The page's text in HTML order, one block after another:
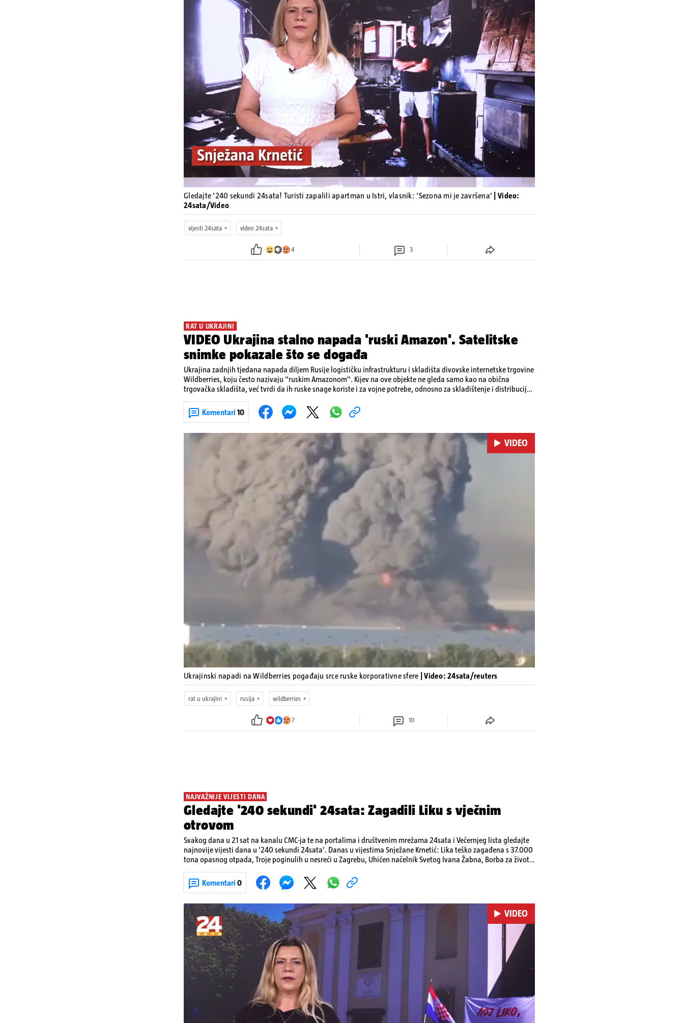
Pokretanje videa...
Gledajte '240 sekundi 24sata! Turisti zapalili apartman u Istri, vlasnik: 'Sezona mi je završena'
| Video:
24sata/Video
vijesti 24sata video 24sata
4 3
RAT U UKRAJINI
VIDEO Ukrajina stalno napada 'ruski Amazon'. Satelitske
snimke pokazale što se događa
Ukrajina zadnjih tjedana napada diljem Rusije logističku infrastrukturu i skladišta divovske internetske trgovine
Wildberries, koju često nazivaju "ruskim Amazonom". Kijev na ove objekte ne gleda samo kao na obična
trgovačka skladišta, već tvrdi da ih ruske snage koriste i za vojne potrebe, odnosno za skladištenje i distribuciju
ruska bombardiranja ukrajinske poštanske i logističke infrastrukture te kao način da se ekonomske posljedice
rata prenesu dublje na ruski teritorij i približe običnim građanima.
Komentari 10
VIDEO
Ukrajinski napadi na Wildberries pogađaju srce ruske korporativne sfere | Video: 24sata/reuters
rat u ukrajini rusija wildberries
7 10
NAJVAŽNIJE VIJESTI DANA
Gledajte '240 sekundi' 24sata: Zagadili Liku s vječnim
otrovom
Svakog dana u 21 sat na kanalu CMC-ja te na portalima i društvenim mrežama 24sata i Večernjeg lista gledajte
najnovije vijesti dana u '240 sekundi 24sata'. Danas u vijestima Snježane Krnetić: Lika teško zagađena s 37.000
tona opasnog otpada, Troje poginulih u nesreći u Zagrebu, Uhićen načelnik Svetog Ivana Žabna, Borba za život
Komentari 0
Pokretanje videa...
VIDEO